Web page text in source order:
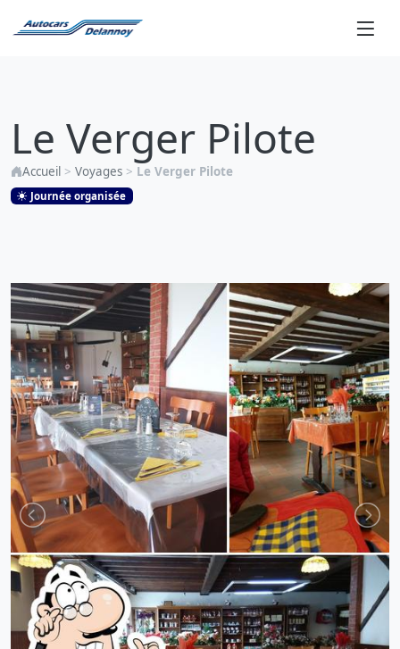
Pilote
Le Verger Pilote
Accueil > Voyages > Le Verger Pilote
Journée organisée